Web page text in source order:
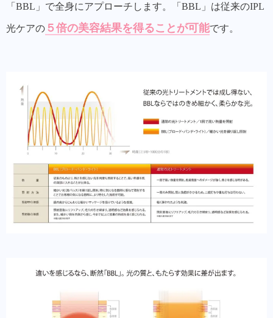
「BBL」で全身にアプローチします。「BBL」は従来のIPL
光ケアの ５倍の美容結果を得ることが可能です。